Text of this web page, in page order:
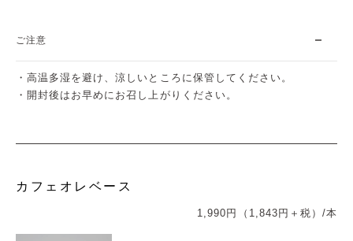
ご注意
・高温多湿を避け、涼しいところに保管してください。
・開封後はお早めにお召し上がりください。
カフェオレベース
1,990円（1,843円＋税）/本